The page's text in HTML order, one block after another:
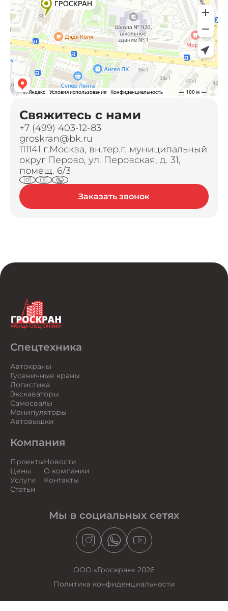
Свяжитесь с нами
+7 (499) 403-12-83
groskran@bk.ru
111141 г.Москва, вн.тер.г. муниципальный
округ Перово, ул. Перовская, д. 31,
помещ. 6/3
Заказать звонок
Спецтехника
Автокраны
Гусеничные краны
Логистика
Экскаваторы
Самосвалы
Манипуляторы
Автовышки
Компания
Проекты
Цены
Услуги
Статьи
Новости
О компании
Контакты
Мы в социальных сетях
ООО «Гроскран» 2026
Политика конфиденциальности